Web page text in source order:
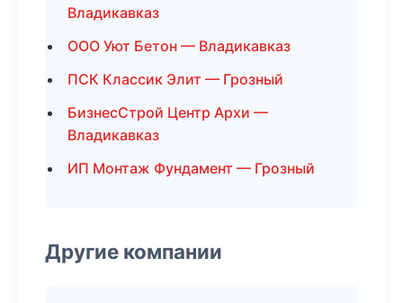
Владикавказ
ООО Уют Бетон — Владикавказ
ПСК Классик Элит — Грозный
БизнесСтрой Центр Архи —
Владикавказ
ИП Монтаж Фундамент — Грозный
Другие компании